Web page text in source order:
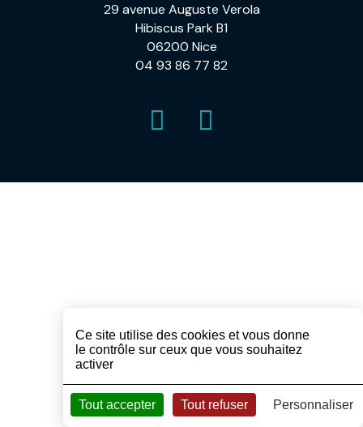
29 avenue Auguste Verola
Hibiscus Park B1
06200 Nice
04 93 86 77 82
Ce site utilise des cookies et vous donne
le contrôle sur ceux que vous souhaitez
activer
Tout accepter Tout refuser Personnaliser